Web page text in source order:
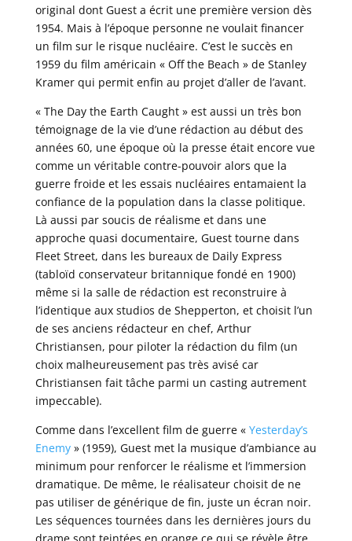
original dont Guest a écrit une première version dès
1954. Mais à l’époque personne ne voulait financer
un film sur le risque nucléaire. C’est le succès en
1959 du film américain « Off the Beach » de Stanley
Kramer qui permit enfin au projet d’aller de l’avant.
« The Day the Earth Caught » est aussi un très bon
témoignage de la vie d’une rédaction au début des
années 60, une époque où la presse était encore vue
comme un véritable contre-pouvoir alors que la
guerre froide et les essais nucléaires entamaient la
confiance de la population dans la classe politique.
Là aussi par soucis de réalisme et dans une
approche quasi documentaire, Guest tourne dans
Fleet Street, dans les bureaux de Daily Express
(tabloïd conservateur britannique fondé en 1900)
même si la salle de rédaction est reconstruire à
l’identique aux studios de Shepperton, et choisit l’un
de ses anciens rédacteur en chef, Arthur
Christiansen, pour piloter la rédaction du film (un
choix malheureusement pas très avisé car
Christiansen fait tâche parmi un casting autrement
impeccable).
Comme dans l’excellent film de guerre « Yesterday’s
Enemy» (1959), Guest met la musique d’ambiance au
minimum pour renforcer le réalisme et l’immersion
dramatique. De même, le réalisateur choisit de ne
pas utiliser de générique de fin, juste un écran noir.
Les séquences tournées dans les dernières jours du
drame sont teintées en orange ce qui se révèle être